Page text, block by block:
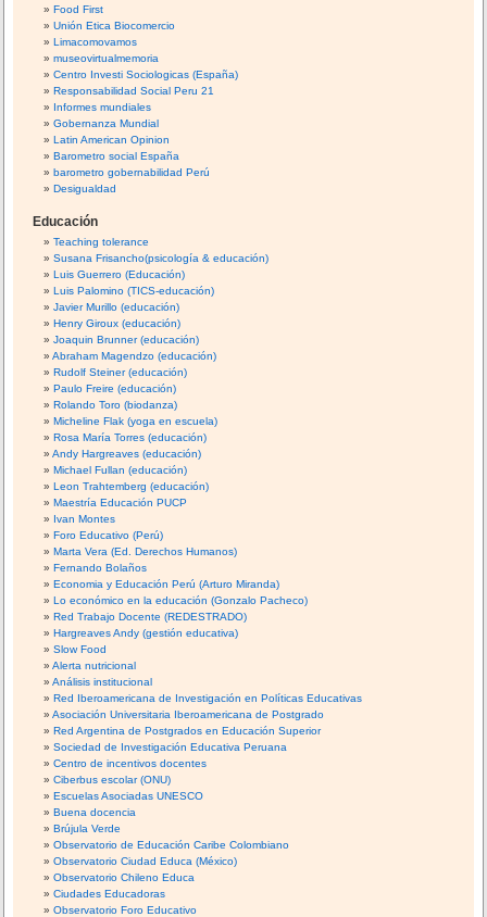
Food First
Unión Etica Biocomercio
Limacomovamos
museovirtualmemoria
Centro Investi Sociologicas (España)
Responsabilidad Social Peru 21
Informes mundiales
Gobernanza Mundial
Latin American Opinion
Barometro social España
barometro gobernabilidad Perú
Desigualdad
Educación
Teaching tolerance
Susana Frisancho(psicología & educación)
Luis Guerrero (Educación)
Luis Palomino (TICS-educación)
Javier Murillo (educación)
Henry Giroux (educación)
Joaquin Brunner (educación)
Abraham Magendzo (educación)
Rudolf Steiner (educación)
Paulo Freire (educación)
Rolando Toro (biodanza)
Micheline Flak (yoga en escuela)
Rosa María Torres (educación)
Andy Hargreaves (educación)
Michael Fullan (educación)
Leon Trahtemberg (educación)
Maestría Educación PUCP
Ivan Montes
Foro Educativo (Perú)
Marta Vera (Ed. Derechos Humanos)
Fernando Bolaños
Economia y Educación Perú (Arturo Miranda)
Lo económico en la educación (Gonzalo Pacheco)
Red Trabajo Docente (REDESTRADO)
Hargreaves Andy (gestión educativa)
Slow Food
Alerta nutricional
Análisis institucional
Red Iberoamericana de Investigación en Políticas Educativas
Asociación Universitaria Iberoamericana de Postgrado
Red Argentina de Postgrados en Educación Superior
Sociedad de Investigación Educativa Peruana
Centro de incentivos docentes
Ciberbus escolar (ONU)
Escuelas Asociadas UNESCO
Buena docencia
Brújula Verde
Observatorio de Educación Caribe Colombiano
Observatorio Ciudad Educa (México)
Observatorio Chileno Educa
Ciudades Educadoras
Observatorio Foro Educativo